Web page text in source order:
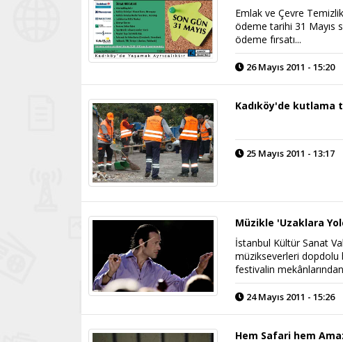
Emlak ve Çevre
ödeme tarihi 31 Mayıs
ödeme fırsatı...
26 Mayıs 2011 - 15:20
Kadıköy'de kutlama
25 Mayıs 2011 - 13:17
Müzikle 'Uzaklara
İstanbul Kültür Sanat
müzikseverleri dopdolu
festivalin
24 Mayıs 2011 - 15:26
Hem Safari hem